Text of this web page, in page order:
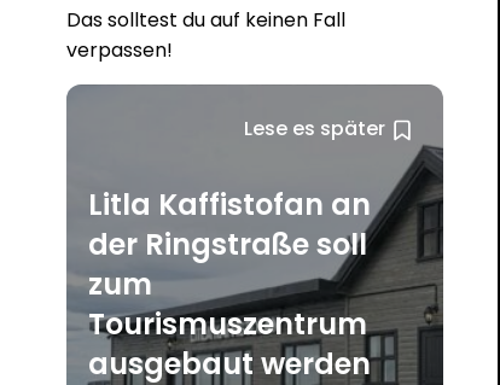
Das solltest du auf keinen Fall
verpassen!
Lese es später
Litla Kaffistofan an
der Ringstraße soll
zum
Tourismuszentrum
ausgebaut werden